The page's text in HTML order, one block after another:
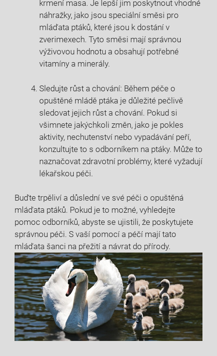
krmení masa. Je lepší jim poskytnout vhodné
náhražky, jako jsou speciální směsi pro
mláďata ptáků, které jsou k dostání v
zverimexech. Tyto směsi mají správnou
výživovou hodnotu a obsahují potřebné
vitamíny a minerály.
Sledujte růst a chování: Během péče o
opuštěné mládě ptáka je důležité pečlivě
sledovat jejich růst a chování. Pokud si
všimnete jakýchkoli změn, jako je pokles
aktivity, nechutenství nebo vypadávání peří,
konzultujte to s odborníkem na ptáky. Může to
naznačovat zdravotní problémy, které vyžadují
lékařskou péči.
Buďte trpěliví a důslední ve své péči o opuštěná
mláďata ptáků. Pokud je to možné, vyhledejte
pomoc odborníků, abyste se ujistili, že poskytujete
správnou péči. S vaší pomocí a péčí mají tato
mláďata šanci na přežití a návrat do přírody.